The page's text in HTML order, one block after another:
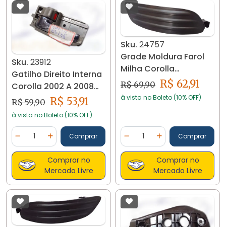
Sku. 23912
Gatilho Direito Interna
Corolla 2002 A 2008
23912
R$ 59,90 R$ 53,91
à vista no Boleto (10% OFF)
Diminuir Quantidade
Quantidade
Adicionar Quantidade
Comprar
Comprar no
Mercado Livre
Sku. 24757
Grade Moldura Farol
Milha Corolla
2005/2008 Direita
24757
R$ 69,90 R$ 62,91
à vista no Boleto (10% OFF)
Diminuir Quantidade
Quantidade
AdicionarComprar
Comprar no
Mercado Livre